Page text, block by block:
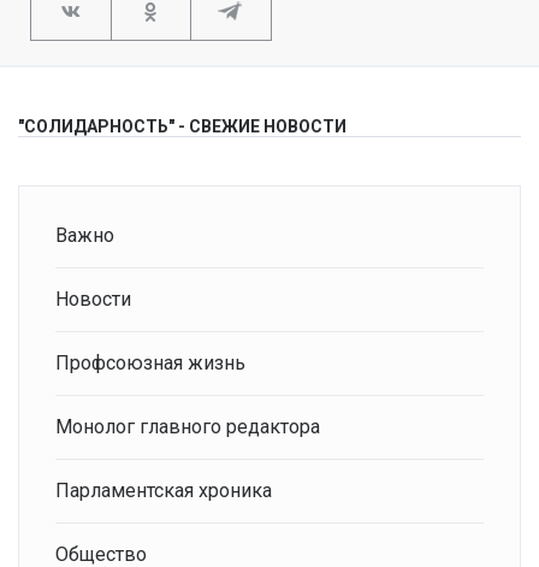
"СОЛИДАРНОСТЬ" - СВЕЖИЕ НОВОСТИ
Важно
Новости
Профсоюзная жизнь
Монолог главного редактора
Парламентская хроника
Общество